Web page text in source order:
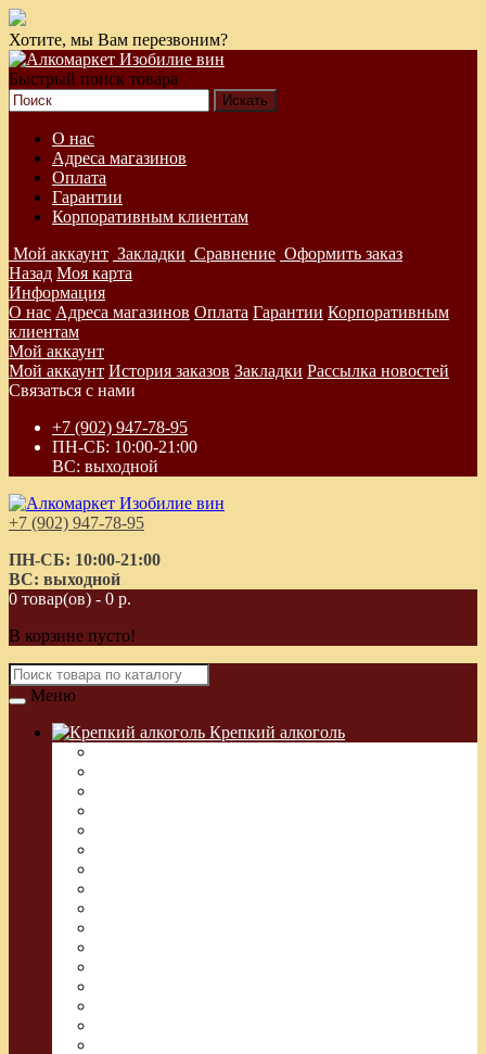
Хотите, мы Вам перезвоним?
Быстрый поиск товара
О нас
Адреса магазинов
Оплата
Гарантии
Корпоративным клиентам
Мой аккаунт Закладки Сравнение Оформить заказ
Назад Моя карта
Информация
О нас Адреса магазинов Оплата Гарантии Корпоративным
клиентам
Мой аккаунт
Мой аккаунт История заказов Закладки Рассылка новостей
Связаться с нами
+7 (902) 947-78-95
ПН-СБ: 10:00-21:00
ВС: выходной
+7 (902) 947-78-95
ПН-СБ: 10:00-21:00
ВС: выходной
0 товар(ов) - 0 р.
В корзине пусто!
Меню
Крепкий алкоголь